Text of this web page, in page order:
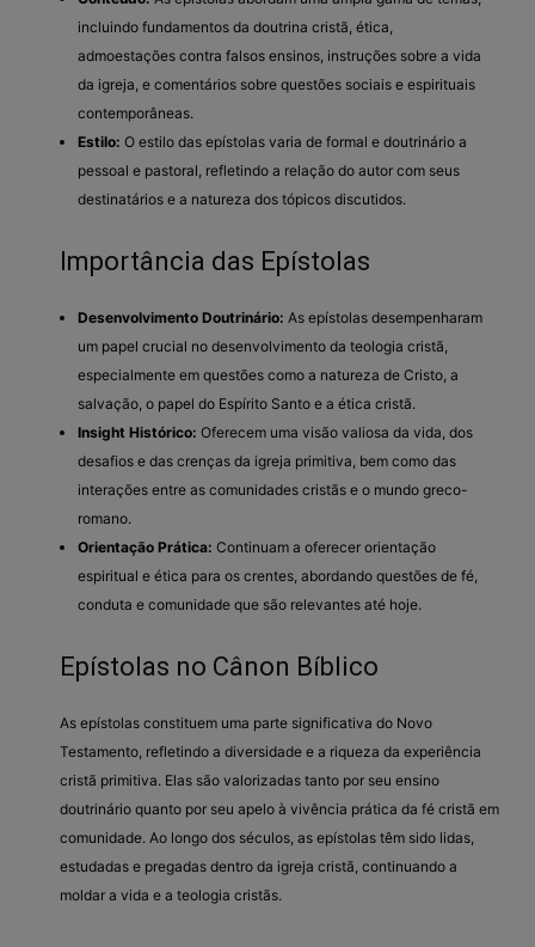
incluindo fundamentos da doutrina cristã, ética,
admoestações contra falsos ensinos, instruções sobre a vida
da igreja, e comentários sobre questões sociais e espirituais
contemporâneas.
Estilo: O estilo das epístolas varia de formal e doutrinário a
pessoal e pastoral, refletindo a relação do autor com seus
destinatários e a natureza dos tópicos discutidos.
Importância das Epístolas
Desenvolvimento Doutrinário: As epístolas desempenharam
um papel crucial no desenvolvimento da teologia cristã,
especialmente em questões como a natureza de Cristo, a
salvação, o papel do Espírito Santo e a ética cristã.
Insight Histórico: Oferecem uma visão valiosa da vida, dos
desafios e das crenças da igreja primitiva, bem como das
interações entre as comunidades cristãs e o mundo greco-
romano.
Orientação Prática: Continuam a oferecer orientação
espiritual e ética para os crentes, abordando questões de fé,
conduta e comunidade que são relevantes até hoje.
Epístolas no Cânon Bíblico
As epístolas constituem uma parte significativa do Novo
Testamento, refletindo a diversidade e a riqueza da experiência
cristã primitiva. Elas são valorizadas tanto por seu ensino
doutrinário quanto por seu apelo à vivência prática da fé cristã em
comunidade. Ao longo dos séculos, as epístolas têm sido lidas,
estudadas e pregadas dentro da igreja cristã, continuando a
moldar a vida e a teologia cristãs.